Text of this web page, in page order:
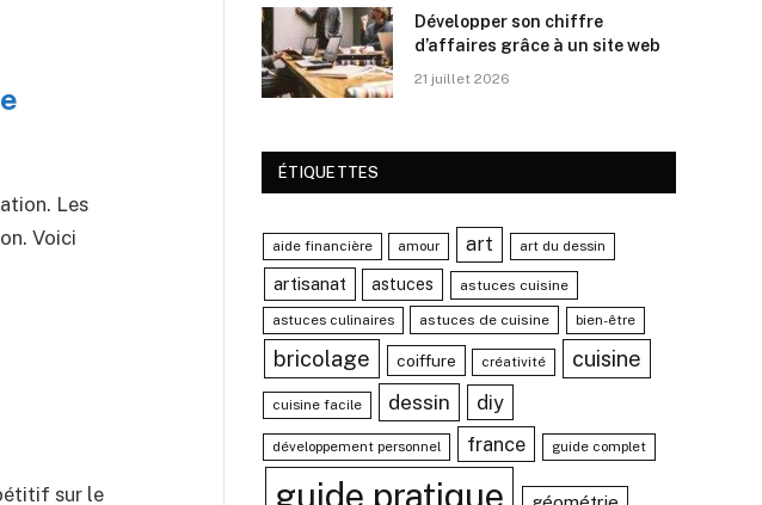
Les
Voici
sur le
Développer son chiffre
d’affaires grâce à un site web
21 juillet 2026
ÉTIQUETTES
aide financière amour art art du dessin
artisanat astuces astuces cuisine
astuces culinaires astuces de cuisine bien-être
bricolage coiffure créativité cuisine
cuisine facile dessin diy
développement personnel france guide complet
guide pratique